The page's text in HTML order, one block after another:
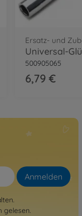
500905065
6,79 €
Anmelden
gelesen.